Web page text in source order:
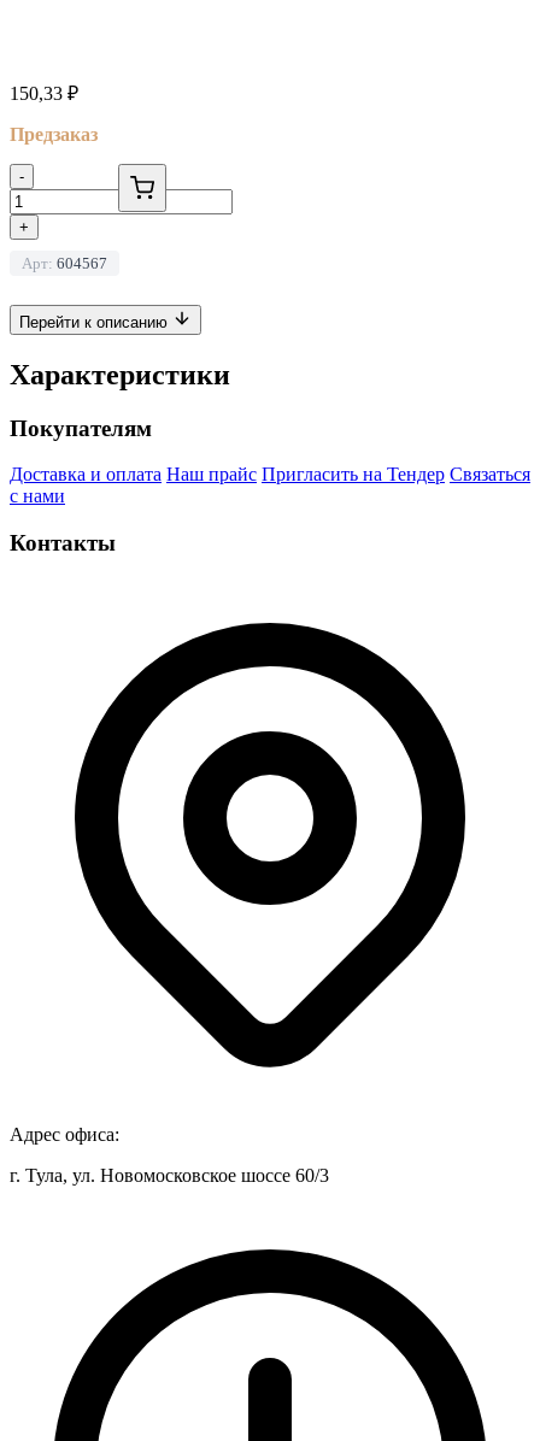
150,33 ₽
Предзаказ
-
+
Арт: 604567
Перейти к описанию
Характеристики
Покупателям
Доставка и оплата Наш прайс Пригласить на Тендер Связаться
с нами
Контакты
Адрес офиса:
г. Тула, ул. Новомосковское шоссе 60/3